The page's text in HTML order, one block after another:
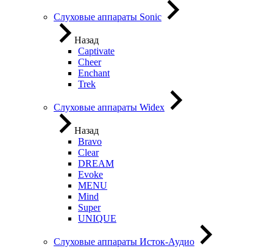
Слуховые аппараты Sonic
Назад
Captivate
Cheer
Enchant
Trek
Слуховые аппараты Widex
Назад
Bravo
Clear
DREAM
Evoke
MENU
Mind
Super
UNIQUE
Слуховые аппараты Исток-Аудио